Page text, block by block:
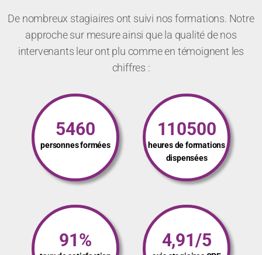
Votre satisfaction avant
De nombreux stagiaires ont suivi nos formations. Notre
approche sur mesure ainsi que la qualité de nos
intervenants leur ont plu comme en témoignent les
chiffres :
5460
personnes formées
110500
heures de formations